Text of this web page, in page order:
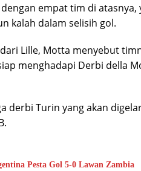
empat tim di atasnya,
kalah dalam selisih gol.
Lille, Motta menyebut
menghadapi Derbi della
derbi Turin yang akan
Pesta Gol 5-0 Lawan Zambia